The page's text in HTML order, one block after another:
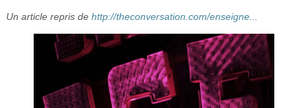
Vidéos
S’inscrire
Se connecter
Un article repris de http://theconversation.com/enseigne...